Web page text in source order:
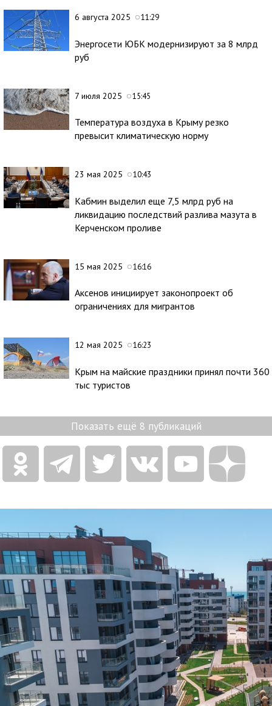
6 августа 2025 11:29
Энергосети ЮБК модернизируют за 8 млрд
руб
7 июля 2025 15:45
Температура воздуха в Крыму резко
превысит климатическую норму
23 мая 2025 10:43
Кабмин выделил еще 7,5 млрд руб на
ликвидацию последствий разлива мазута в
Керченском проливе
15 мая 2025 16:16
Аксенов инициирует законопроект об
ограничениях для мигрантов
12 мая 2025 16:23
Крым на майские праздники принял почти 360
тыс туристов
Показать ещё 8 публикаций